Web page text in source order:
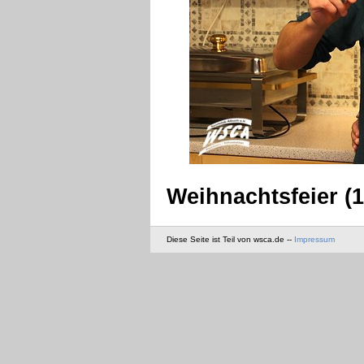
Weihnachtsfeier
Diese Seite ist Teil von wsca.de -- Impressum